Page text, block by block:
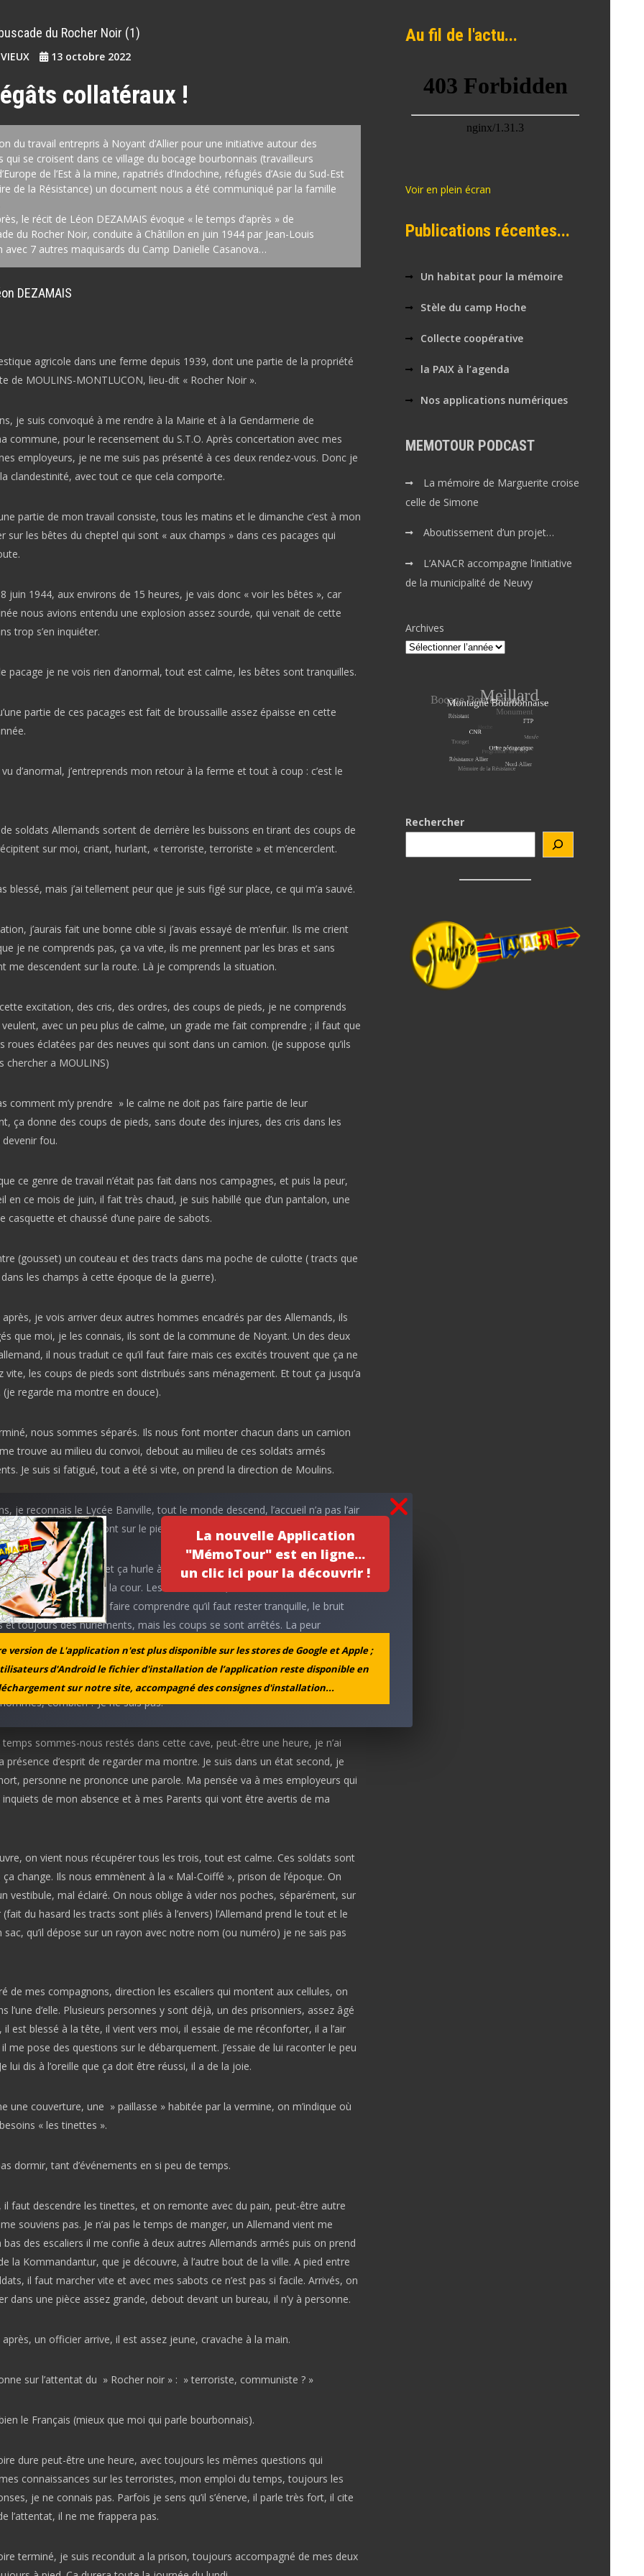
La nouvelle Application
"MémoTour" est en ligne...
un clic ici pour la découvrir !
version de L'application n'est plus disponible sur les stores de Google et Apple ;
d'Android le fichier d'installation de l’application reste disponible en
sur notre site, accompagné des consignes d'installation...
du Rocher Noir (1)
13 octobre 2022
collatéraux !
du travail entrepris à Noyant d’Allier pour une initiative autour des
qui se croisent dans ce village du bocage bourbonnais (travailleurs
de l’Est à la mine, rapatriés d’Indochine, réfugiés d’Asie du Sud-Est
de la Résistance) un document nous a été communiqué par la famille
le récit de Léon DEZAMAIS évoque « le temps d’après » de
du Rocher Noir, conduite à Châtillon en juin 1944 par Jean-Louis
avec 7 autres maquisards du Camp Danielle Casanova…
DEZAMAIS
agricole dans une ferme depuis 1939, dont une partie de la propriété
de MOULINS-MONTLUCON, lieu-dit « Rocher Noir ».
je suis convoqué à me rendre à la Mairie et à la Gendarmerie de
commune, pour le recensement du S.T.O. Après concertation avec mes
employeurs, je ne me suis pas présenté à ces deux rendez-vous. Donc je
clandestinité, avec tout ce que cela comporte.
partie de mon travail consiste, tous les matins et le dimanche c’est à mon
sur les bêtes du cheptel qui sont « aux champs » dans ces pacages qui
juin 1944, aux environs de 15 heures, je vais donc « voir les bêtes », car
nous avions entendu une explosion assez sourde, qui venait de cette
trop s’en inquiéter.
pacage je ne vois rien d’anormal, tout est calme, les bêtes sont tranquilles.
partie de ces pacages est fait de broussaille assez épaisse en cette
vu d’anormal, j’entreprends mon retour à la ferme et tout à coup : c’est le
soldats Allemands sortent de derrière les buissons en tirant des coups de
sur moi, criant, hurlant, « terroriste, terroriste » et m’encerclent.
blessé, mais j’ai tellement peur que je suis figé sur place, ce qui m’a sauvé.
j’aurais fait une bonne cible si j’avais essayé de m’enfuir. Ils me crient
je ne comprends pas, ça va vite, ils me prennent par les bras et sans
me descendent sur la route. Là je comprends la situation.
excitation, des cris, des ordres, des coups de pieds, je ne comprends
veulent, avec un peu plus de calme, un grade me fait comprendre ; il faut que
roues éclatées par des neuves qui sont dans un camion. (je suppose qu’ils
chercher a MOULINS)
comment m’y prendre » le calme ne doit pas faire partie de leur
ça donne des coups de pieds, sans doute des injures, des cris dans les
fou.
ce genre de travail n’était pas fait dans nos campagnes, et puis la peur,
en ce mois de juin, il fait très chaud, je suis habillé que d’un pantalon, une
casquette et chaussé d’une paire de sabots.
(gousset) un couteau et des tracts dans ma poche de culotte ( tracts que
les champs à cette époque de la guerre).
je vois arriver deux autres hommes encadrés par des Allemands, ils
que moi, je les connais, ils sont de la commune de Noyant. Un des deux
il nous traduit ce qu’il faut faire mais ces excités trouvent que ça ne
vite, les coups de pieds sont distribués sans ménagement. Et tout ça jusqu’a
(je regarde ma montre en douce).
nous sommes séparés. Ils nous font monter chacun dans un camion
trouve au milieu du convoi, debout au milieu de ces soldats armés
Je suis si fatigué, tout a été si vite, on prend la direction de Moulins.
je reconnais le Lycée Banville, tout le monde descend, l’accueil n’a pas l’air
tous ces abrutis sont sur le pied de guerre,
cour, et ça crie et ça hurle à en devenir complétement fou. Ils nous
direction du mur de la cour. Les mains en l’air, avec dans le dos des
se chargent de nous faire comprendre qu’il faut rester tranquille, le bruit
et toujours des hurlements, mais les coups se sont arrêtés. La peur
ils nous font descendre dans la cave de la conciergerie, il y à déjà
combien ? Je ne sais pas.
temps sommes-nous restés dans cette cave, peut-être une heure, je n’ai
présence d’esprit de regarder ma montre. Je suis dans un état second, je
personne ne prononce une parole. Ma pensée va à mes employeurs qui
de mon absence et à mes Parents qui vont être avertis de ma
on vient nous récupérer tous les trois, tout est calme. Ces soldats sont
change. Ils nous emmènent à la « Mal-Coiffé », prison de l’époque. On
vestibule, mal éclairé. On nous oblige à vider nos poches, séparément, sur
du hasard les tracts sont pliés à l’envers) l’Allemand prend le tout et le
sac, qu’il dépose sur un rayon avec notre nom (ou numéro) je ne sais pas
de mes compagnons, direction les escaliers qui montent aux cellules, on
l’une d’elle. Plusieurs personnes y sont déjà, un des prisonniers, assez âgé
il est blessé à la tête, il vient vers moi, il essaie de me réconforter, il a l’air
me pose des questions sur le débarquement. J’essaie de lui raconter le peu
lui dis à l’oreille que ça doit être réussi, il a de la joie.
une couverture, une » paillasse » habitée par la vermine, on m’indique où
« les tinettes ».
dormir, tant d’événements en si peu de temps.
il faut descendre les tinettes, et on remonte avec du pain, peut-être autre
souviens pas. Je n’ai pas le temps de manger, un Allemand vient me
bas des escaliers il me confie à deux autres Allemands armés puis on prend
la Kommandantur, que je découvre, à l’autre bout de la ville. A pied entre
il faut marcher vite et avec mes sabots ce n’est pas si facile. Arrivés, on
dans une pièce assez grande, debout devant un bureau, il n’y à personne.
un officier arrive, il est assez jeune, cravache à la main.
sur l’attentat du » Rocher noir » : » terroriste, communiste ? »
le Français (mieux que moi qui parle bourbonnais).
dure peut-être une heure, avec toujours les mêmes questions qui
connaissances sur les terroristes, mon emploi du temps, toujours les
je ne connais pas. Parfois je sens qu’il s’énerve, il parle très fort, il cite
l’attentat, il ne me frappera pas.
terminé, je suis reconduit a la prison, toujours accompagné de mes deux
Au fil de l'actu...
Voir en plein écran
Publications récentes...
Un habitat pour la mémoire
Stèle du camp Hoche
Collecte coopérative
la PAIX à l’agenda
Nos applications numériques
MEMOTOUR PODCAST
La mémoire de Marguerite croise
celle de Simone
Aboutissement d’un projet…
L’ANACR accompagne l’initiative
de la municipalité de Neuvy
Archives
Rechercher